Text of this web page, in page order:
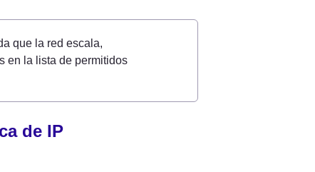
que la red escala,
en la lista de permitidos
de IP